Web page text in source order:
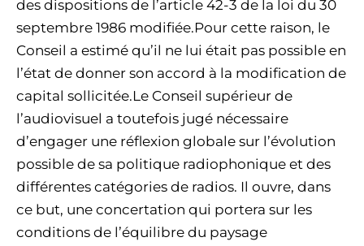
des dispositions de l’article 42-3 de la loi du 30
septembre 1986 modifiée.Pour cette raison, le
Conseil a estimé qu’il ne lui était pas possible en
l’état de donner son accord à la modification de
capital sollicitée.Le Conseil supérieur de
l’audiovisuel a toutefois jugé nécessaire
d’engager une réflexion globale sur l’évolution
possible de sa politique radiophonique et des
différentes catégories de radios. Il ouvre, dans
ce but, une concertation qui portera sur les
conditions de l’équilibre du paysage